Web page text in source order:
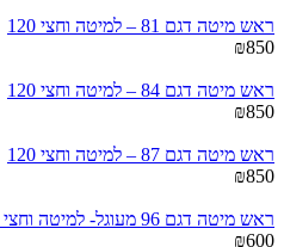
ראש מיטה דגם 81 – למיטה וחצי 120
₪850
ראש מיטה דגם 84 – למיטה וחצי 120
₪850
ראש מיטה דגם 87 – למיטה וחצי 120
₪850
ראש מיטה דגם 96 מעוגל- למיטה וחצי 120
₪600